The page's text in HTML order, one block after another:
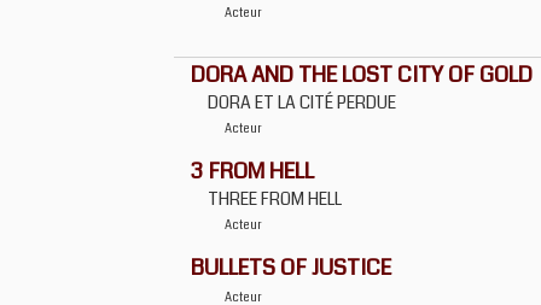
Acteur
DORA AND THE LOST CITY OF GOLD
DORA ET LA CITÉ PERDUE
Acteur
3 FROM HELL
THREE FROM HELL
Acteur
BULLETS OF JUSTICE
Acteur